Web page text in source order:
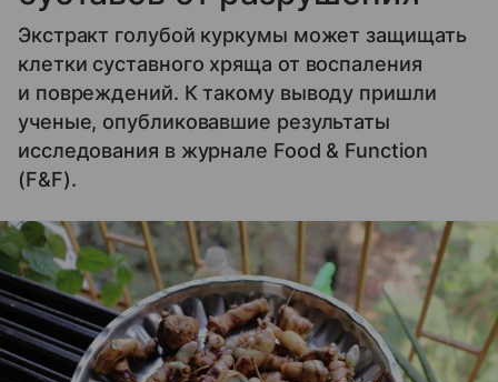
Экстракт голубой куркумы может защищать
клетки суставного хряща от воспаления
и повреждений. К такому выводу пришли
ученые, опубликовавшие результаты
исследования в журнале Food & Function
(F&F).